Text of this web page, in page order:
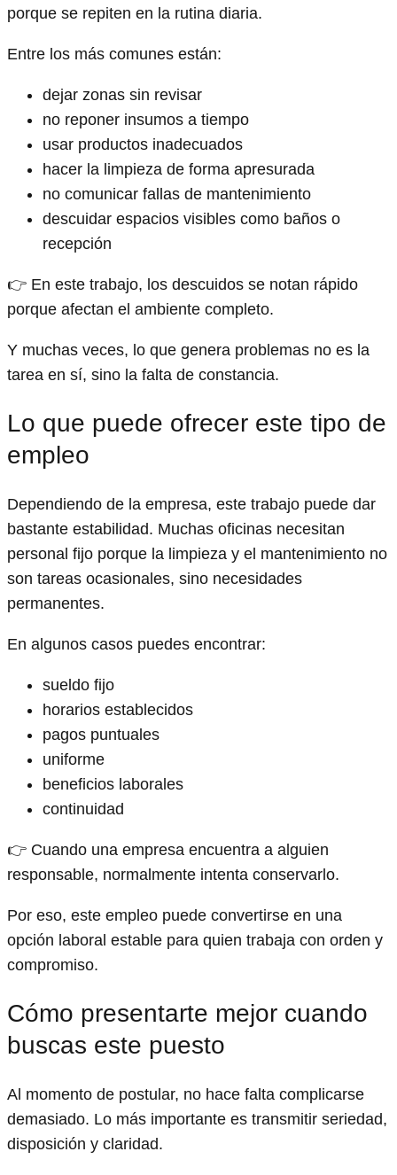
porque se repiten en la rutina diaria.
Entre los más comunes están:
dejar zonas sin revisar
no reponer insumos a tiempo
usar productos inadecuados
hacer la limpieza de forma apresurada
no comunicar fallas de mantenimiento
descuidar espacios visibles como baños o
recepción
👉 En este trabajo, los descuidos se notan rápido
porque afectan el ambiente completo.
Y muchas veces, lo que genera problemas no es la
tarea en sí, sino la falta de constancia.
Lo que puede ofrecer este tipo de
empleo
Dependiendo de la empresa, este trabajo puede dar
bastante estabilidad. Muchas oficinas necesitan
personal fijo porque la limpieza y el mantenimiento no
son tareas ocasionales, sino necesidades
permanentes.
En algunos casos puedes encontrar:
sueldo fijo
horarios establecidos
pagos puntuales
uniforme
beneficios laborales
continuidad
👉 Cuando una empresa encuentra a alguien
responsable, normalmente intenta conservarlo.
Por eso, este empleo puede convertirse en una
opción laboral estable para quien trabaja con orden y
compromiso.
Cómo presentarte mejor cuando
buscas este puesto
Al momento de postular, no hace falta complicarse
demasiado. Lo más importante es transmitir seriedad,
disposición y claridad.